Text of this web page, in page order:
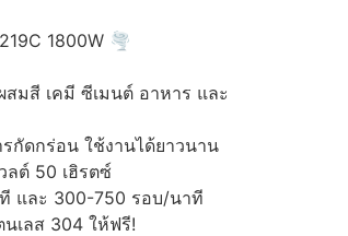
1800W 🌪️
มสี เคมี ซีเมนต์ อาหาร และ
กัดกร่อน ใช้งานได้ยาวนาน
ลต์ 50 เฮิรตซ์
และ 300-750 รอบ/นาที
เลส 304 ให้ฟรี!